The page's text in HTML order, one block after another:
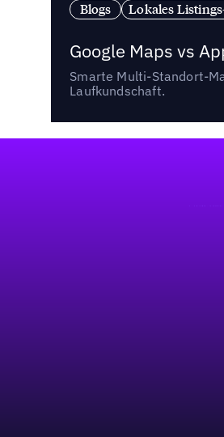
Blogs Lokales
Google Maps vs
Smarte Multi-Standort-
Laufkundschaft.